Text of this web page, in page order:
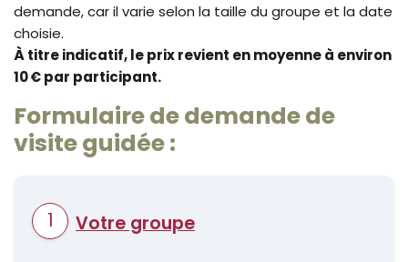
demande, car il varie selon la taille du groupe et la date
choisie.
À titre indicatif, le prix revient en moyenne à environ
10 € par participant.
Formulaire de demande de
visite guidée :
Votre groupe